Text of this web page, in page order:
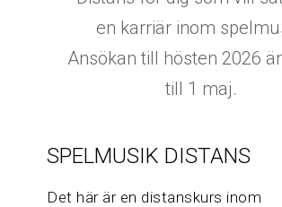
en karriär inom
Ansökan till hösten 2026
till 1 maj.
SPELMUSIK DISTANS
Det här är en distanskurs inom